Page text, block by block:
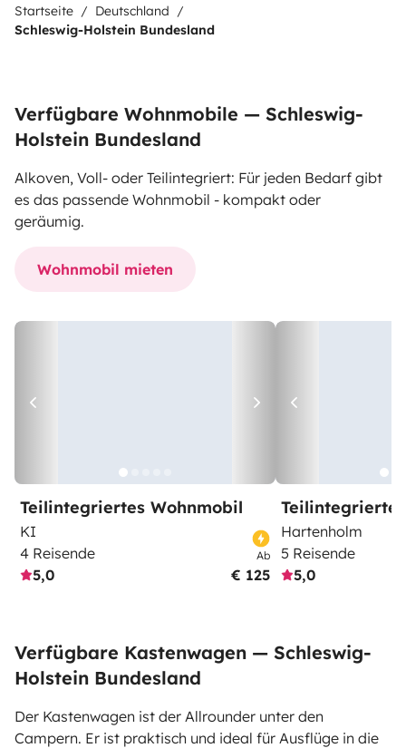
Startseite
Deutschland
Schleswig-Holstein Bundesland
Verfügbare Wohnmobile — Schleswig-
Holstein Bundesland
Alkoven, Voll- oder Teilintegriert: Für jeden Bedarf gibt
es das passende Wohnmobil - kompakt oder
geräumig.
Wohnmobil mieten
Teilintegriertes Wohnmobil
KI
4 Reisende
5,0
Ab
€ 125
Hartenholm
5 Reisende
5,0
Verfügbare Kastenwagen — Schleswig-
Holstein Bundesland
Der Kastenwagen ist der Allrounder unter den
Campern. Er ist praktisch und ideal für Ausflüge in die